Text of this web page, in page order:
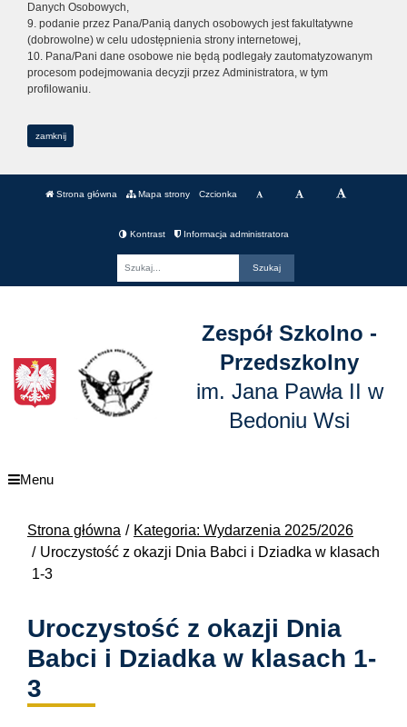
Danych Osobowych,
9. podanie przez Pana/Panią danych osobowych jest fakultatywne
(dobrowolne) w celu udostępnienia strony internetowej,
10. Pana/Pani dane osobowe nie będą podlegały zautomatyzowanym
procesom podejmowania decyzji przez Administratora, w tym
profilowaniu.
zamknij
Strona główna Mapa strony Czcionka
Kontrast Informacja administratora
Zespół Szkolno -
Przedszkolny
im. Jana Pawła II w
Bedoniu Wsi
Menu
Strona główna
Kategoria: Wydarzenia 2025/2026
Uroczystość z okazji Dnia Babci i Dziadka w klasach
1-3
Uroczystość z okazji Dnia
Babci i Dziadka w klasach 1-
3